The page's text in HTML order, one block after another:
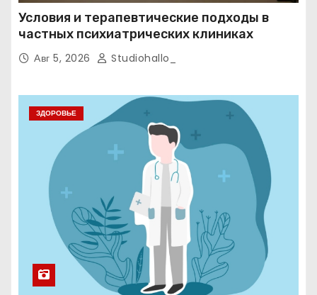
Условия и терапевтические подходы в
частных психиатрических клиниках
Авг 5, 2026 Studiohallo_
ЗДОРОВЬЕ